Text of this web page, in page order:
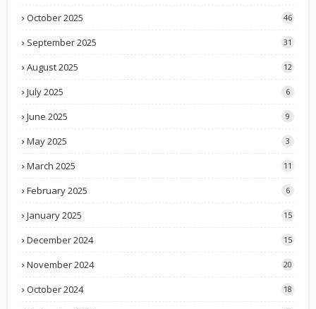
October 2025 46
September 2025 31
August 2025 12
July 2025 6
June 2025 9
May 2025 3
March 2025 11
February 2025 6
January 2025 15
December 2024 15
November 2024 20
October 2024 18